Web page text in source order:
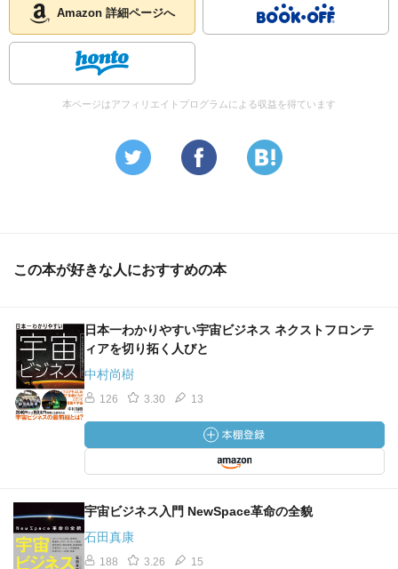
Amazon 詳細ページへ
本ページはアフィリエイトプログラムによる収益を得ています
この本が好きな人におすすめの本
日本一わかりやすい宇宙ビジネス ネクストフロンテ
ィアを切り拓く人びと
中村尚樹
126 3.30 13
宇宙ビジネス入門 NewSpace革命の全貌
石田真康
188 3.26 15